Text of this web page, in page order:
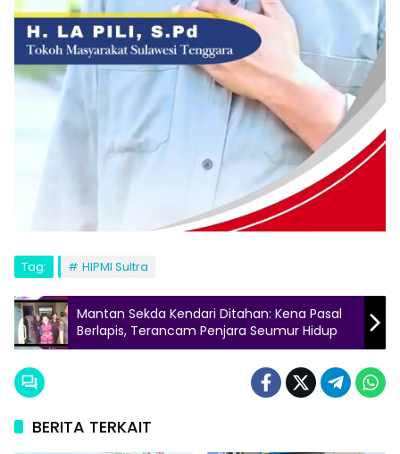
Tag: HIPMI Sultra
Mantan Sekda Kendari Ditahan: Kena Pasal
Berlapis, Terancam Penjara Seumur Hidup
BERITA TERKAIT